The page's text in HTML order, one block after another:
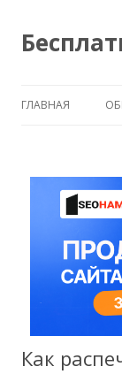
ГЛАВНАЯ
Как